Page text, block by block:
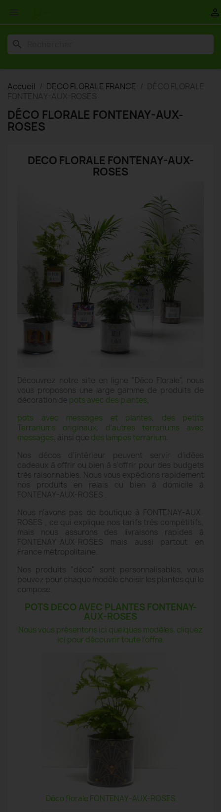

search
Accueil DECO FLORALE FRANCE
DÉCO FLORALE
FONTENAY-AUX-ROSES
DÉCO FLORALE FONTENAY-AUX-
ROSES
DECO FLORALE FONTENAY-AUX-
ROSES
Découvrez notre site en ligne "Déco Florale", nous
vous proposons une large gamme de produits de
décoration de pots avec des plantes,
pots avec messages et plantes, des petits
Terrariums originaux, d'autres terrariums avec
messages, ainsi que des lampes terrarium
Nos décos d'intérieur peuvent servir d'idées
cadeaux à offrir ou bien à s'offrir pour des budgets
très raisonnables. Nous vous expédions rapidement
nos produits en relais ou bien à domicile à
FONTENAY-AUX-ROSES .
Nous n'avons pas de boutique à FONTENAY-AUX-
ROSES , ce qui explique nos tarifs très compétitifs,
mais nous assurons des livraisons rapides à
FONTENAY-AUX-ROSES mais aussi partout en
France métropolitaine.
Nos produits "déco" sont personnalisables, vous
pouvez pour chaque modèle choisir les plantes qui le
compose.
POTS DECO AVEC PLANTES FONTENAY-
AUX-ROSES
Nous vous présentons ici quelques modèles, cliquez
ici pour découvrir toute l'offre.
Déco florale FONTENAY-AUX-ROSES